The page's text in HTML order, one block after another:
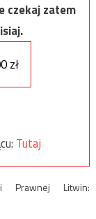
czekaj zatem
zł
Tutaj
Prawnej Litwin: